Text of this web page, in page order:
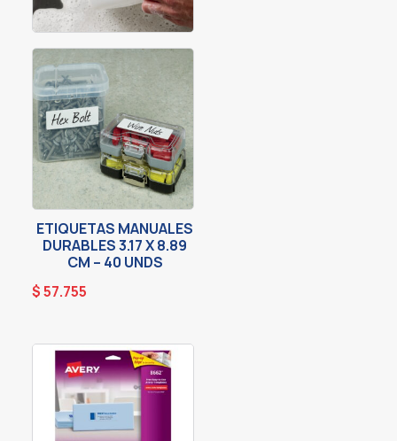
ETIQUETAS MANUALES
DURABLES 3.17 X 8.89
CM – 40 UNDS
$57.755